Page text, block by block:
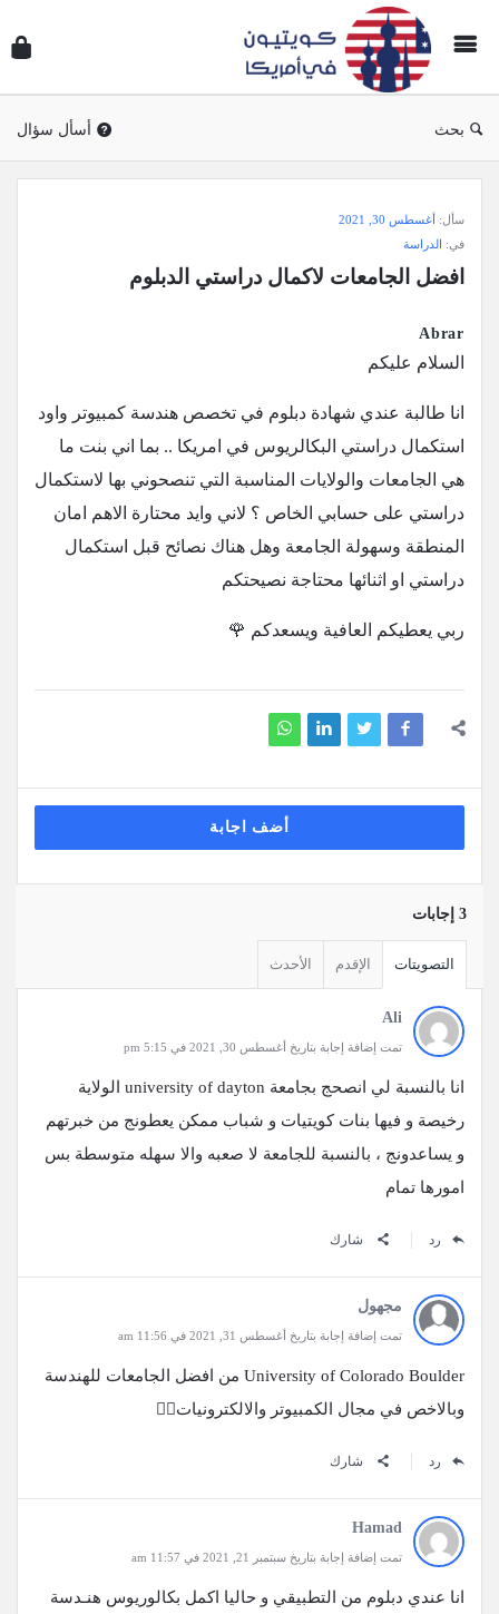
بحث أسأل سؤال
وجواب
أمريكا
الاحدث
سأل: أغسطس 30, 2021
في: الدراسة
افضل الجامعات لاكمال دراستي الدبلوم
Abrar
السلام عليكم
انا طالبة عندي شهادة دبلوم في تخصص هندسة كمبيوتر واود
استكمال دراستي البكالريوس في امريكا .. بما اني بنت ما
هي الجامعات والولايات المناسبة التي تنصحوني بها لاستكمال
دراستي على حسابي الخاص ؟ لاني وايد محتارة الاهم امان
المنطقة وسهولة الجامعة وهل هناك نصائح قبل استكمال
دراستي او اثنائها محتاجة نصيحتكم
ربي يعطيكم العافية ويسعدكم 🌹
أضف اجابة
‫3 إجابات
التصويتات الإقدم الأحدث
Ali
تمت إضافة إجابة بتاريخ أغسطس 30, 2021 في 5:15 pm
انا بالنسبة لي انصحج بجامعة university of dayton الولاية
رخيصة و فيها بنات كويتيات و شباب ممكن يعطونج من خبرتهم
و يساعدونج ، بالنسبة للجامعة لا صعبه والا سهله متوسطة بس
امورها تمام
رد شارك
مجهول
تمت إضافة إجابة بتاريخ أغسطس 31, 2021 في 11:56 am
University of Colorado Boulder من افضل الجامعات للهندسة
وبالاخص في مجال الكمبيوتر والالكترونيات👌🏼
رد شارك
Hamad
تمت إضافة إجابة بتاريخ سبتمبر 21, 2021 في 11:57 am
انا عندي دبلوم من التطبيقي و حاليا اكمل بكالوريوس هنـدسة